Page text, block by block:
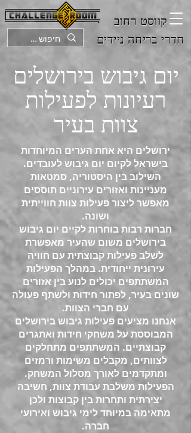
קווסט רחוב
חדרי בריחה ניידים
יום גיבוש בירושלים
רעיונות לפעילות
צוות בעיר
ירושלים היא אחת הערים המיוחדות
בישראל לקיום יום גיבוש לעובדים.
השילוב בין היסטוריה, סמטאות
מעניינות ואזורים עירוניים תוססים
מאפשר ליצור פעילות צוות חווייתית
ושונה.
חברות רבות בוחרות לקיים יום גיבוש
בירושלים משום שהעיר מאפשרת
לשלב פעילות קבוצתית עם חוויה
עירונית ייחודית. במהלך הפעילות
המשתתפים יכולים לנוע בין אזורים
שונים בעיר, לפתור חידות ולשתף פעולה
עם חברי הצוות.
אנחנו מציעים פעילות גיבוש בירושלים
המבוססת על משחקי חידות ואתגרים
קבוצתיים. המשתתפים מתחלקים
לצוותים, מקבלים משימות ורמזים
ומתקדמים לאורך מסלול המשחק.
הפעילות משלבת עבודת צוות, חשיבה
יצירתית ותחרות בין קבוצות ולכן
מתאימה במיוחד לימי גיבוש ואירועי
חברה.